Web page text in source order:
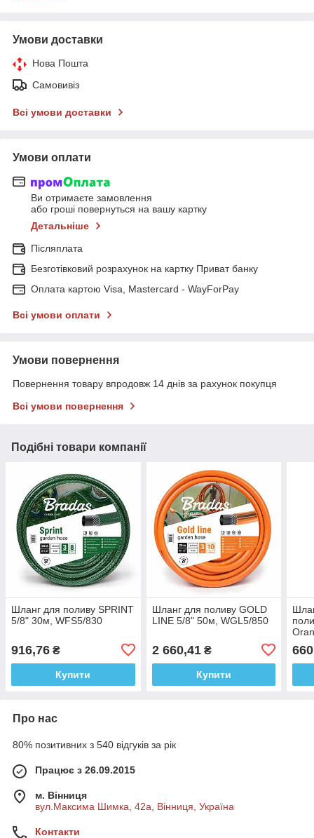
Умови доставки
Нова Пошта
Самовивіз
Всі умови доставки
Умови оплати
Ви отримаєте замовлення
або гроші повернуться на вашу картку
Детальніше
Післяплата
Безготівковий розрахунок на картку Приват банку
Оплата картою Visa, Mastercard - WayForPay
Всі умови оплати
Умови повернення
Повернення товару впродовж 14 днів за рахунок покупця
Всі умови повернення
Подібні товари компанії
Шланг для поливу SPRINT
5/8" 30м, WFS5/830
916,76 ₴
Купити
Шланг для поливу GOLD
LINE 5/8" 50м, WGL5/850
2 660,41₴
Купити
660
Про нас
80% позитивних з 540 відгуків за рік
Працює з 26.09.2015
м. Вінниця
вул.Максима Шимка, 42а, Вінниця, Україна
Контакти